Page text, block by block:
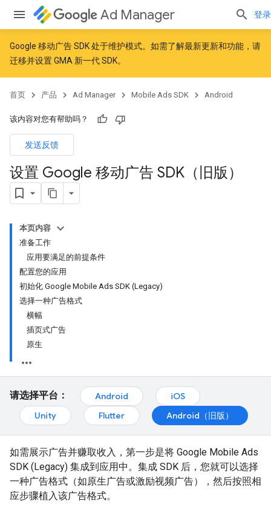
Ad Manager 登录
Google 移动广告 SDK 处于维护模式。如需了解最新更新和功能，请
迁移并设置 GMA 新一代 SDK。
首页 产品 Ad Manager Mobile Ads SDK Android
该内容对您有帮助吗？
发送反馈
设置 Google 移动广告 SDK（旧版）
本页内容
准备工作
应用要满足的前提条件
配置您的应用
初始化 Google Mobile Ads SDK (Legacy)
选择一种广告格式
横幅
插页式广告
原生
请选择平台： Android
iOS
Unity
Flutter Android（旧版）
如需展示广告并赚取收入，第一步是将 Google Mobile Ads
SDK (Legacy) 集成到应用中。集成 SDK 后，您就可以选择
一种广告格式（如原生广告或激励视频广告），然后按照相
应步骤植入该广告格式。